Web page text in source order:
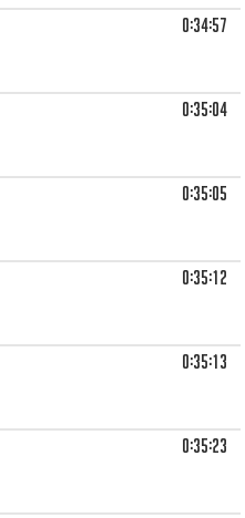
0:34:57
0:35:04
0:35:05
0:35:12
0:35:13
0:35:23